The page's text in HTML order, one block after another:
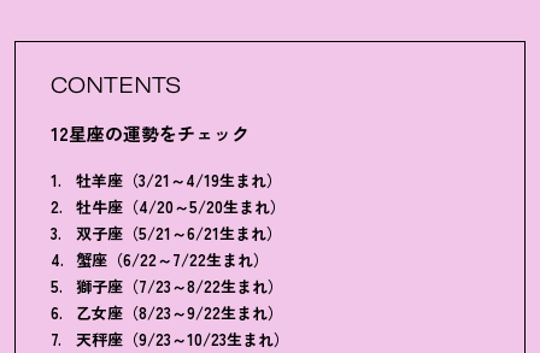
CONTENTS
12星座の運勢をチェック
牡羊座（3/21～4/19生まれ）
牡牛座（4/20～5/20生まれ）
双子座（5/21～6/21生まれ）
蟹座（6/22～7/22生まれ）
獅子座（7/23～8/22生まれ）
乙女座（8/23～9/22生まれ）
天秤座（9/23～10/23生まれ）